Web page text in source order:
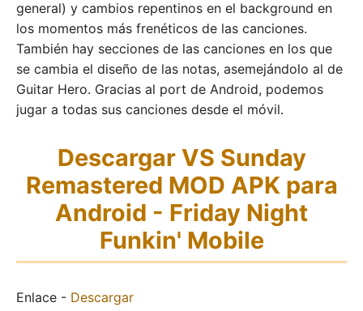
general) y cambios repentinos en el background en
los momentos más frenéticos de las canciones.
También hay secciones de las canciones en los que
se cambia el diseño de las notas, asemejándolo al de
Guitar Hero. Gracias al port de Android, podemos
jugar a todas sus canciones desde el móvil.
Descargar VS Sunday
Remastered MOD APK para
Android - Friday Night
Funkin' Mobile
Enlace - Descargar